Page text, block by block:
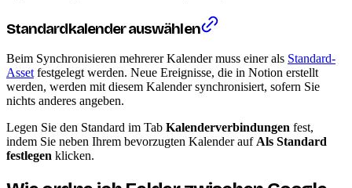
Standardkalender auswählen
Beim Synchronisieren mehrerer Kalender muss einer als Standard-
Asset festgelegt werden. Neue Ereignisse, die in Notion erstellt
werden, werden mit diesem Kalender synchronisiert, sofern Sie
nichts anderes angeben.
Legen Sie den Standard im Tab Kalenderverbindungen fest,
indem Sie neben Ihrem bevorzugten Kalender auf Als Standard
festlegen klicken.